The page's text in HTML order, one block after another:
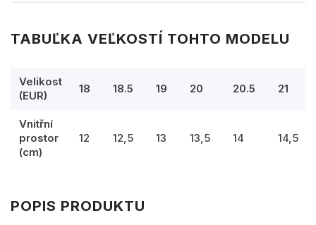
TABUĽKA VEĽKOSTÍ TOHTO MODELU
Velikost
(EUR)
18 18.5 19 20 20.5 21
Vnitřní
prostor
(cm)
12 12,5 13 13,5 14 14,5
POPIS PRODUKTU